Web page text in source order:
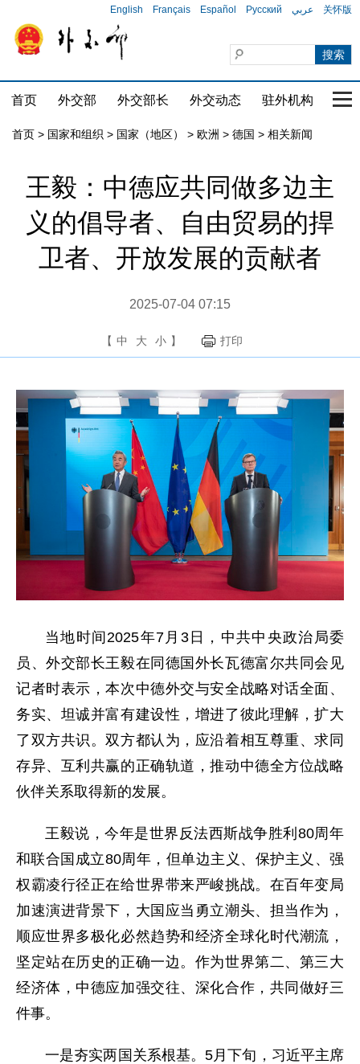
English Français Español Русский عربي 关怀版
首页 外交部 外交部长 外交动态 驻外机构 国
首页 > 国家和组织 > 国家（地区） > 欧洲 > 德国 > 相关新闻
王毅：中德应共同做多边主
义的倡导者、自由贸易的捍
卫者、开放发展的贡献者
2025-07-04 07:15
【 中 大 小 】 打印
当地时间2025年7月3日，中共中央政治局委
员、外交部长王毅在同德国外长瓦德富尔共同会见
记者时表示，本次中德外交与安全战略对话全面、
务实、坦诚并富有建设性，增进了彼此理解，扩大
了双方共识。双方都认为，应沿着相互尊重、求同
存异、互利共赢的正确轨道，推动中德全方位战略
伙伴关系取得新的发展。
王毅说，今年是世界反法西斯战争胜利80周年
和联合国成立80周年，但单边主义、保护主义、强
权霸凌行径正在给世界带来严峻挑战。在百年变局
加速演进背景下，大国应当勇立潮头、担当作为，
顺应世界多极化必然趋势和经济全球化时代潮流，
坚定站在历史的正确一边。作为世界第二、第三大
经济体，中德应加强交往、深化合作，共同做好三
件事。
一是夯实两国关系根基。5月下旬，习近平主席